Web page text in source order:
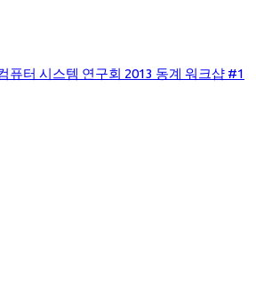
퓨터 시스템 연구회 2013 동계 워크샵 #1